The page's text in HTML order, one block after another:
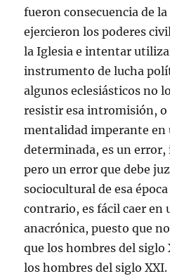
fueron consecuencia de
ejercieron los poderes
la Iglesia e intentar
instrumento de lucha
algunos eclesiásticos no
resistir esa intromisión, o
mentalidad imperante en
determinada, es un
pero un error que debe
sociocultural de esa
contrario, es fácil caer en
anacrónica, puesto que
que los hombres del siglo
los hombres del siglo XXI.